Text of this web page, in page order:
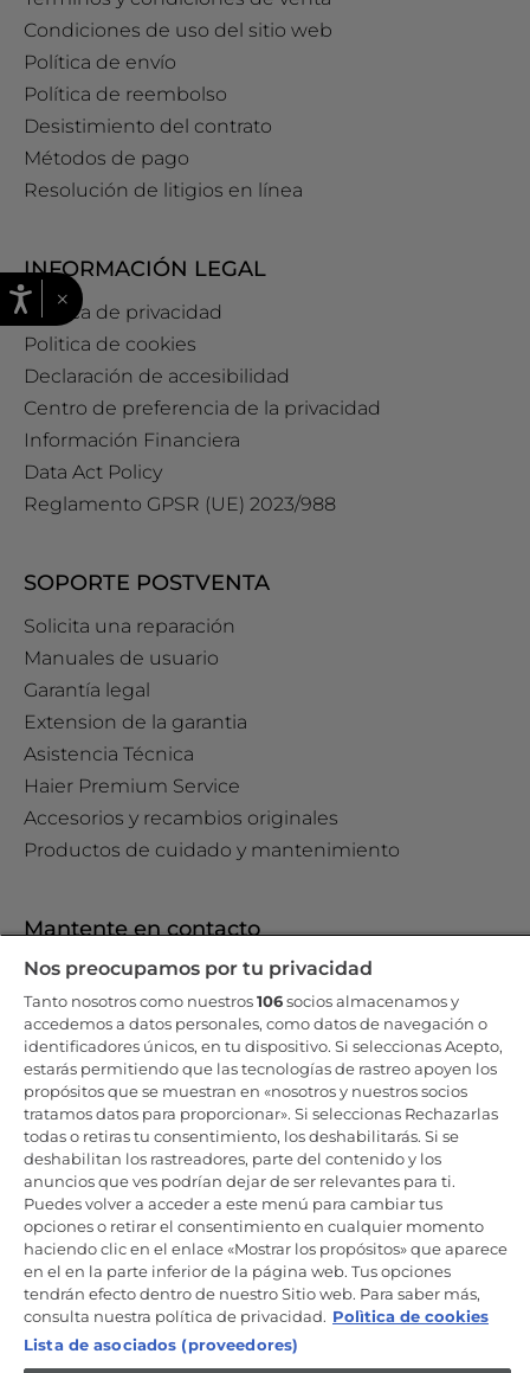
Condiciones de uso del sitio web
Política de envío
Política de reembolso
Desistimiento del contrato
Métodos de pago
Resolución de litigios en línea
INFORMACIÓN LEGAL
Política de privacidad
Politica de cookies
Declaración de accesibilidad
Centro de preferencia de la privacidad
Información Financiera
Data Act Policy
Reglamento GPSR (UE) 2023/988
SOPORTE POSTVENTA
Solicita una reparación
Manuales de usuario
Garantía legal
Extension de la garantia
Asistencia Técnica
Haier Premium Service
Accesorios y recambios originales
Productos de cuidado y mantenimiento
Mantente en contacto
Regístrate ahora
Candy Hoover Group Srl –con accionista único, empresa que
gestiona y coordina la actividad de Candy S.p.A, con domicilio fiscal
en Via Comolli, 57 - 20861 Brugherio (MB) – Sede administrativa: Via
Privata Eden Fumagalli - 20861 Brugherio (MB). - Italia con capital
social de 30,000,000.00€ íntegramente desembolsado. Registro
Mercantil/ tributación de Monza y Brianza 04666310158 – IVA núm.
IT00786860965
ES / Español
×
Nos preocupamos por tu privacidad
Tanto nosotros como nuestros106socios almacenamos y
accedemos a datos personales, como datos de navegación o
identificadores únicos, en tu dispositivo. Si seleccionas Acepto,
estarás permitiendo que las tecnologías de rastreo apoyen los
propósitos que se muestran en «nosotros y nuestros socios
tratamos datos para proporcionar». Si seleccionas Rechazarlas
todas o retiras tu consentimiento, los deshabilitarás. Si se
deshabilitan los rastreadores, parte del contenido y los
anuncios que ves podrían dejar de ser relevantes para ti.
Puedes volver a acceder a este menú para cambiar tus
opciones o retirar el consentimiento en cualquier momento
haciendo clic en el enlace «Mostrar los propósitos» que aparece
en el en la parte inferior de la página web. Tus opciones
tendrán efecto dentro de nuestro Sitio web. Para saber más,
consulta nuestra política de privacidad. Polìtica de cookies
Lista de asociados (proveedores)